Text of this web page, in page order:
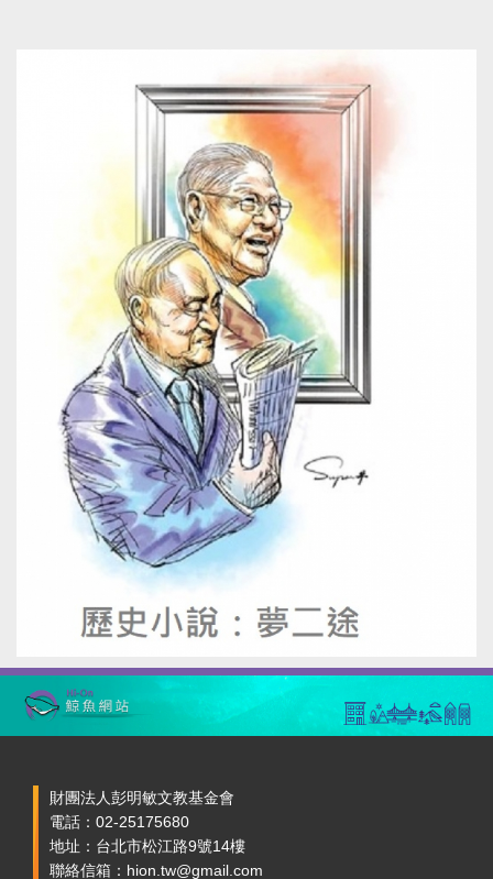
財團法人彭明敏文教基金會
電話：02-25175680
地址：台北市松江路9號14樓
聯絡信箱：hion.tw@gmail.com